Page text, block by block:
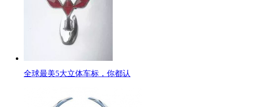
全球最美5大立体车标，你都认